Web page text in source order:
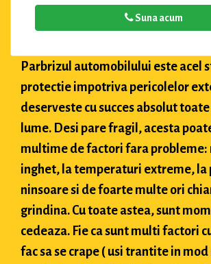
Suna acum
Parbrizul automobilului este acel
protectie impotriva pericolelor
deserveste cu succes absolut
lume. Desi pare fragil, acesta
multime de factori fara probleme:
inghet, la temperaturi extreme, la
ninsoare si de foarte multe ori
grindina. Cu toate astea, sunt
cedeaza. Fie ca sunt multi factori
fac sa se crape ( usi trantite in